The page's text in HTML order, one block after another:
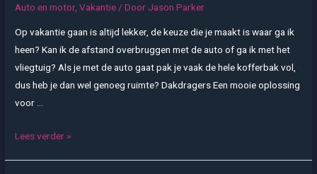
Auto en motor,Vakantie / Door Jason Parker
Op vakantie gaan is altijd lekker, de keuze die je maakt is waar ga ik
heen? Kan ik de afstand overbruggen met de auto of ga ik met het
vliegtuig? Als je met de auto gaat pak je vaak de hele kofferbak vol,
dus heb je dan wel genoeg ruimte? Dakdragers Een mooie oplossing
voor …
Op
Lees verder »